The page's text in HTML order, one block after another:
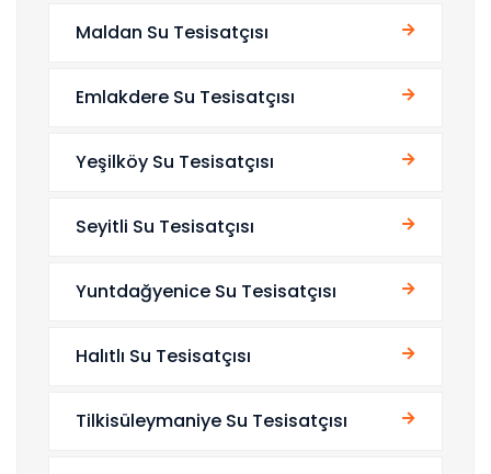
Maldan Su Tesisatçısı
Emlakdere Su Tesisatçısı
Yeşilköy Su Tesisatçısı
Seyitli Su Tesisatçısı
Yuntdağyenice Su Tesisatçısı
Halıtlı Su Tesisatçısı
Tilkisüleymaniye Su Tesisatçısı